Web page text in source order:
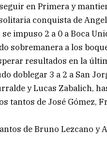
en Primera y
conquista de
impuso 2 a 0 a Boca
sobremanera a los
resultados en la
doblegar 3 a 2 a San
y Lucas Zabalich,
tantos de José Gómez,
de Bruno Lezcano y